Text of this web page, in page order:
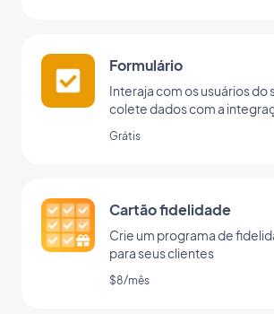
Formulário
Interaja com os usuários do
colete dados com a
Grátis
Cartão fidelidade
Crie um programa de
para seus clientes
$8/mês